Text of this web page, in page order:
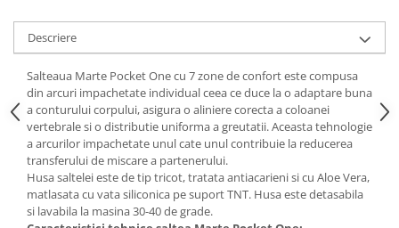
Set mese si scaune gradinita
Mobilier copii
Mobila camera copii
Scaune birou pentru copii
Saltele patuturi copii
Paturi copii
Masa si scaune gradinita
Seturi comode living si dormitor
Descriere
Salteaua Marte Pocket One cu 7 zone de confort este compusa
din arcuri impachetate individual ceea ce duce la o adaptare buna
a conturului corpului, asigura o aliniere corecta a coloanei
vertebrale si o distributie uniforma a greutatii. Aceasta tehnologie
a arcurilor impachetate unul cate unul contribuie la reducerea
transferului de miscare a partenerului.
Husa saltelei este de tip tricot, tratata antiacarieni si cu Aloe Vera,
matlasata cu vata siliconica pe suport TNT. Husa este detasabila
si lavabila la masina 30-40 de grade.